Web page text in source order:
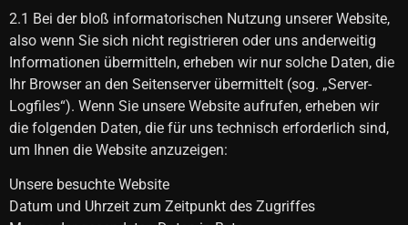
2.1 Bei der bloß informatorischen Nutzung unserer Website,
also wenn Sie sich nicht registrieren oder uns anderweitig
Informationen übermitteln, erheben wir nur solche Daten, die
Ihr Browser an den Seitenserver übermittelt (sog. „Server-
Logfiles“). Wenn Sie unsere Website aufrufen, erheben wir
die folgenden Daten, die für uns technisch erforderlich sind,
um Ihnen die Website anzuzeigen:
Unsere besuchte Website
Datum und Uhrzeit zum Zeitpunkt des Zugriffes